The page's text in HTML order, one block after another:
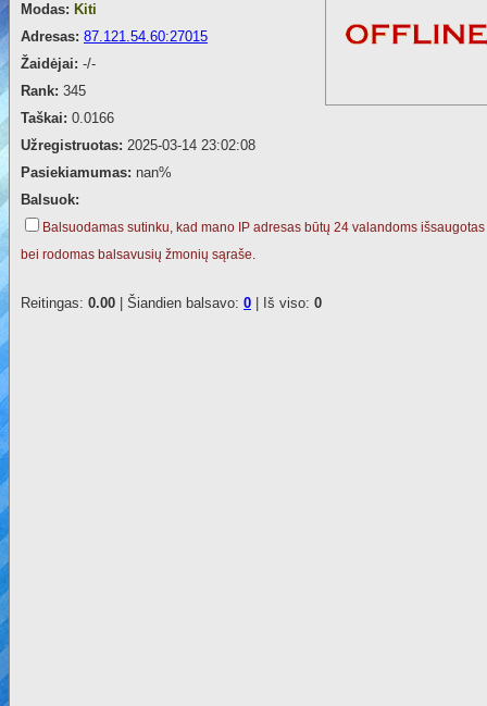
Modas: Kiti
Adresas: 87.121.54.60:27015
Žaidėjai: -/-
Rank: 345
Taškai: 0.0166
Užregistruotas: 2025-03-14 23:02:08
Pasiekiamumas: nan%
Balsuok:
Balsuodamas sutinku, kad mano IP adresas būtų 24 valandoms išsaugotas
bei rodomas balsavusių žmonių sąraše.
Reitingas: 0.00 | Šiandien balsavo: 0 | Iš viso: 0